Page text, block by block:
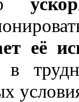
её
в